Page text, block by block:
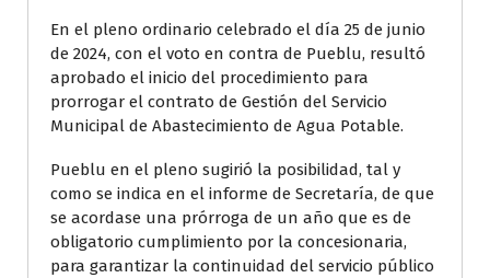
En el pleno ordinario celebrado el día 25 de junio
de 2024, con el voto en contra de Pueblu, resultó
aprobado el inicio del procedimiento para
prorrogar el contrato de Gestión del Servicio
Municipal de Abastecimiento de Agua Potable.
Pueblu en el pleno sugirió la posibilidad, tal y
como se indica en el informe de Secretaría, de que
se acordase una prórroga de un año que es de
obligatorio cumplimiento por la concesionaria,
para garantizar la continuidad del servicio público